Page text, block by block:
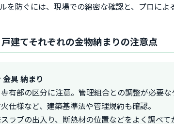
を防ぐには、現場での綿密な確認と、プロに
建てそれぞれの金物納まりの注意点
具 納まり
有部の区分に注意。管理組合との調整が必要な
仕様など、建築基準法や管理規約も確認。
ラブの出入り、断熱材の位置などをよく調べて